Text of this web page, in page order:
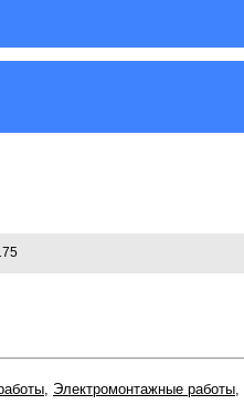
, Электромонтажные работы,